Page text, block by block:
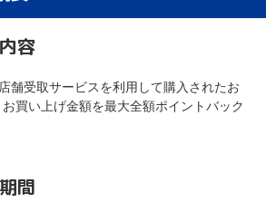
容
舗受取サービスを利用して購入されたお
買い上げ金額を最大全額ポイントバック
間